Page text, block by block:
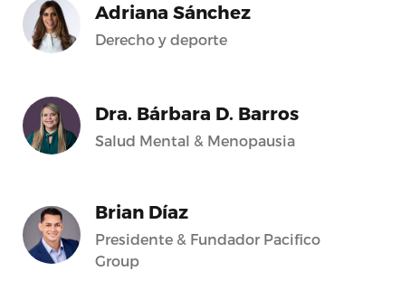
Adriana Sánchez
Derecho y deporte
Dra. Bárbara D. Barros
Salud Mental & Menopausia
Brian Díaz
Presidente & Fundador Pacifico
Group